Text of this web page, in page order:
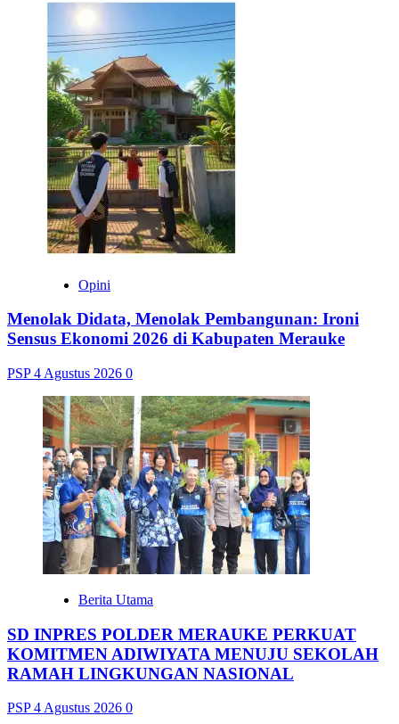
Opini
Menolak Didata, Menolak Pembangunan: Ironi
Sensus Ekonomi 2026 di Kabupaten Merauke
PSP4 Agustus 2026 0
Berita Utama
SD INPRES POLDER MERAUKE PERKUAT
KOMITMEN ADIWIYATA MENUJU SEKOLAH
RAMAH LINGKUNGAN NASIONAL
PSP4 Agustus 2026 0